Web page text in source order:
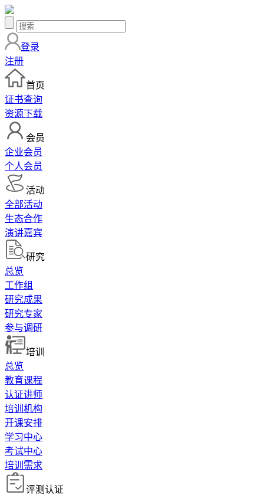
登录
注册
首页
证书查询
资源下载
会员
企业会员
个人会员
活动
全部活动
生态合作
演讲嘉宾
研究
总览
工作组
研究成果
研究专家
参与调研
培训
总览
教育课程
认证讲师
培训机构
开课安排
学习中心
考试中心
培训需求
评测认证